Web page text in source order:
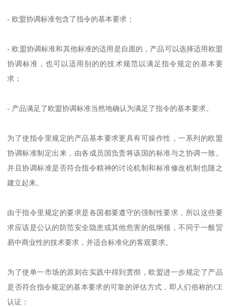
- 欧盟协调标准包含了指令的基本要求；
- 欧盟协调标准和其他标准的适用是自愿的，产品可以选择适用欧盟
协调标准，也可以适用别的的技术规范以满足指令规定的基本要
求；
- 产品满足了欧盟协调标准当然地确认为满足了指令的基本要求。
为了使指令里规定的产品基本要求更具有可操作性，一系列的欧盟
协调标准制定出来，由各成员国负责将该国的标准与之协调一致。
并且协调标准是否符合指令精神的讨论机制和标准修改机制也随之
建立起来。
由于指令里规定的要求是各国都要遵守的强制性要求，所以这些要
求应该是公认的防范安全隐患或其他危害的低纲领，不同于一般贸
易中商业性的技术要求，并适合标准化的客观要求。
为了使单一市场的原则在实践中得到贯彻，欧盟进一步规定了产品
是否符合指令规定的基本要求的可靠的评估方式，即人们俗称的CE
认证：